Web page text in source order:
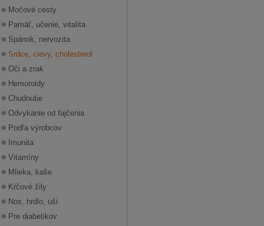
Močové cesty
Pamäť, učenie, vitalita
Spánok, nervozita
Srdce, cievy, cholesterol
Oči a zrak
Hemoroidy
Chudnutie
Odvykanie od fajčenia
Podľa výrobcov
Imunita
Vitamíny
Mlieka, kaše
Kŕčové žily
Nos, hrdlo, uši
Pre diabetikov